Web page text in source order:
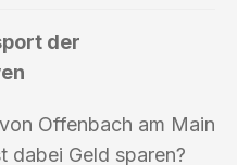
der
Offenbach am Main
dabei Geld sparen?